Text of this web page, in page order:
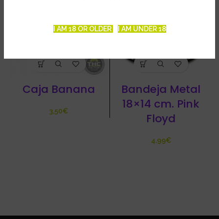
I AM 18 OR OLDER I AM UNDER 18
Caja Banana
€
Bandeja Metal
18×14 cm. Pink
Floyd
€